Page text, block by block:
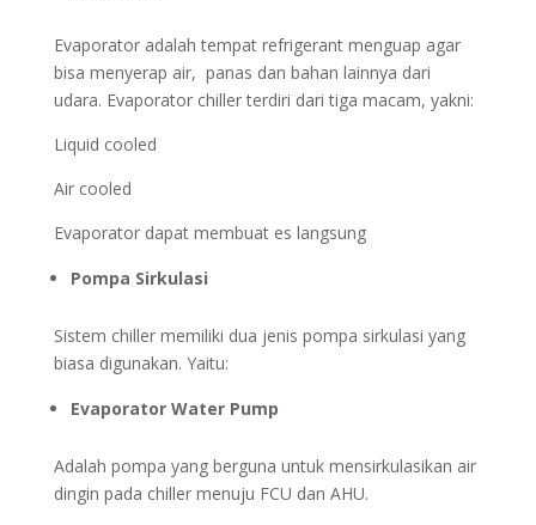
Evaporator adalah tempat refrigerant menguap agar
bisa menyerap air, panas dan bahan lainnya dari
udara. Evaporator chiller terdiri dari tiga macam, yakni:
Liquid cooled
Air cooled
Evaporator dapat membuat es langsung
Pompa Sirkulasi
Sistem chiller memiliki dua jenis pompa sirkulasi yang
biasa digunakan. Yaitu:
Evaporator Water Pump
Adalah pompa yang berguna untuk mensirkulasikan air
dingin pada chiller menuju FCU dan AHU.